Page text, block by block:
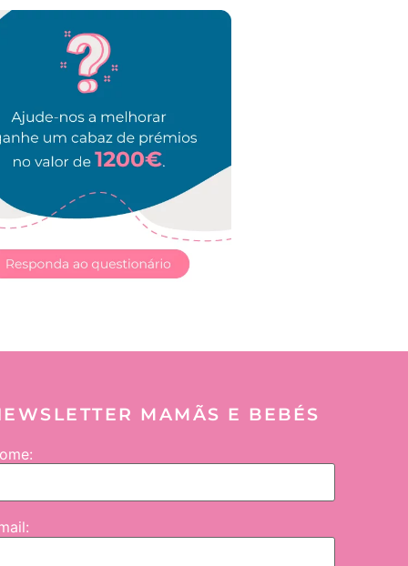
MAMÃS E BEBÉS